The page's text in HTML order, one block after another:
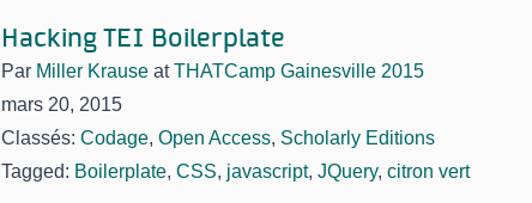
Hacking TEI Boilerplate
Par Miller Krause atTHATCamp Gainesville 2015
mars 20, 2015
Classés: Codage, Open Access, Scholarly Editions
Tagged: Boilerplate, CSS, javascript, JQuery, citron vert